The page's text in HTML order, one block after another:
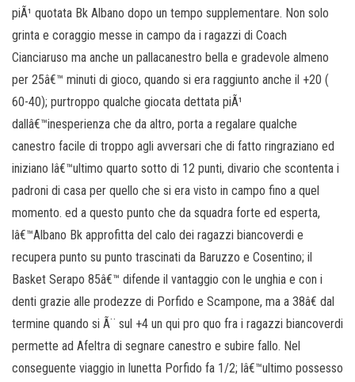
piÃ¹ quotata Bk Albano dopo un tempo supplementare. Non solo
grinta e coraggio messe in campo da i ragazzi di Coach
Cianciaruso ma anche un pallacanestro bella e gradevole almeno
per 25â€™ minuti di gioco, quando si era raggiunto anche il +20 (
60-40); purtroppo qualche giocata dettata piÃ¹
dallâ€™inesperienza che da altro, porta a regalare qualche
canestro facile di troppo agli avversari che di fatto ringraziano ed
iniziano lâ€™ultimo quarto sotto di 12 punti, divario che scontenta i
padroni di casa per quello che si era visto in campo fino a quel
momento. ed a questo punto che da squadra forte ed esperta,
lâ€™Albano Bk approfitta del calo dei ragazzi biancoverdi e
recupera punto su punto trascinati da Baruzzo e Cosentino; il
Basket Serapo 85â€™ difende il vantaggio con le unghia e con i
denti grazie alle prodezze di Porfido e Scampone, ma a 38â€ dal
termine quando si Ã¨ sul +4 un qui pro quo fra i ragazzi biancoverdi
permette ad Afeltra di segnare canestro e subire fallo. Nel
conseguente viaggio in lunetta Porfido fa 1/2; lâ€™ultimo possesso